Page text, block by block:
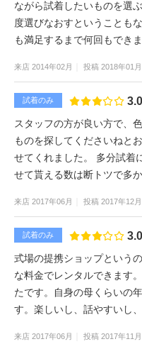
ながら試着したいものを選
度選びなおすということも
も満足するまで何回もできま
来店 2014年02月 投稿 2018年01月
試着のみ 3.0
スタッフの方が良い方で、
ものを探してくださいねと
せてくれました。 多分試着
せて貰える数は断トツで多
来店 2017年06月 投稿 2017年12月
試着のみ 3.0
式場の提携ショップという
な料金でレンタルできます
たです。自身の母くらいの
す。楽しいし、話やすいし
来店 2017年06月 投稿 2017年11月